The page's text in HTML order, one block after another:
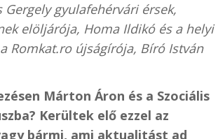
gyulafehérvári érsek,
elöljárója, Homa Ildikó és a helyi
Romkat.ro újságírója, Bíró István
Márton Áron és a Szociális
Kerültek elő ezzel az
bármi, ami aktualitást ad